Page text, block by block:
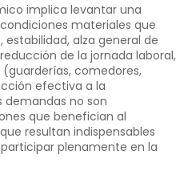
implica levantar una
materiales que
alza general de
de la jornada laboral,
comedores,
efectiva a la
demandas no son
que benefician al
resultan indispensables
plena­mente en la